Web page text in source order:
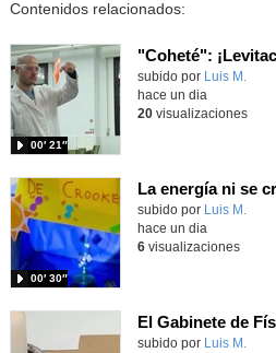
Contenidos relacionados:
"Coheté":
Contenido educativo.
subido por Luis M.
00′ 21″
hace un dia
20visualizaciones
Contenido educativo.
subido por Luis M.
00′ 30″
hace un dia
6visualizaciones
Contenido educativo.
subido por Luis M.